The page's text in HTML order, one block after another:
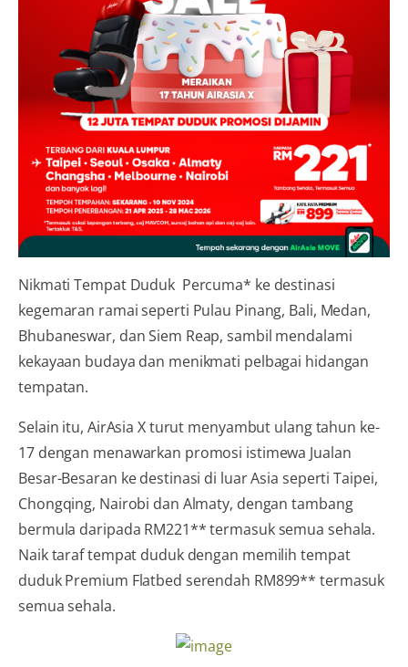
Nikmati Tempat Duduk Percuma* ke destinasi
kegemaran ramai seperti Pulau Pinang, Bali, Medan,
Bhubaneswar, dan Siem Reap, sambil mendalami
kekayaan budaya dan menikmati pelbagai hidangan
tempatan.
Selain itu, AirAsia X turut menyambut ulang tahun ke-
17 dengan menawarkan promosi istimewa Jualan
Besar-Besaran ke destinasi di luar Asia seperti Taipei,
Chongqing, Nairobi dan Almaty, dengan tambang
bermula daripada RM221** termasuk semua sehala.
Naik taraf tempat duduk dengan memilih tempat
duduk Premium Flatbed serendah RM899** termasuk
semua sehala.